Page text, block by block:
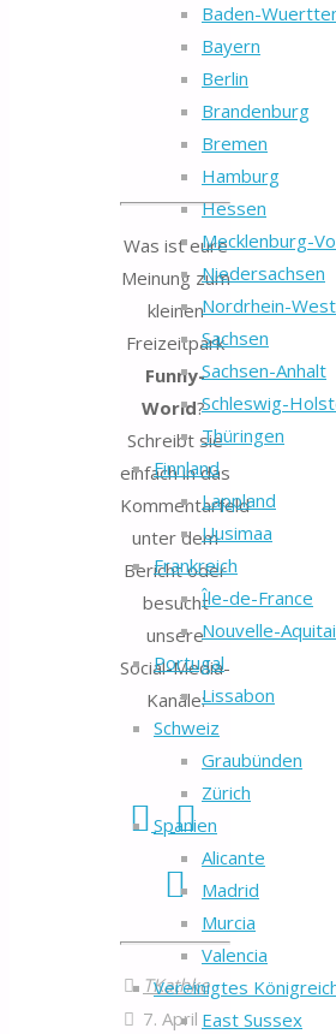
Baden-
Bayern
Berlin
Brandenburg
Bremen
Hamburg
Hessen
Mecklenburg-
Niedersachsen
Nordrhein-
Sachsen
Sachsen-Anhalt
Schleswig-
Thüringen
Finnland
Lappland
Uusimaa
Frankreich
Île-de-France
Nouvelle-
Portugal
Lissabon
Schweiz
Graubünden
Zürich
Spanien
Alicante
Madrid
Murcia
Valencia
Vereinigtes
East Sussex
Was ist eure
Meinung zum
kleinen
Freizeitpark
Funny-
World?
Schreibt sie
einfach in das
Kommentarfeld
unter dem
Bericht oder
besucht
unsere
Social-Media-
Kanäle:
TKathke
7. April